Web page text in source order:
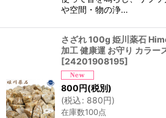
や空間・物の浄…
さざれ 100g 姫川薬石
加工 健康運 お守り カラー
[24201908195]
800円(税別)
(税込: 880円)
在庫数100点